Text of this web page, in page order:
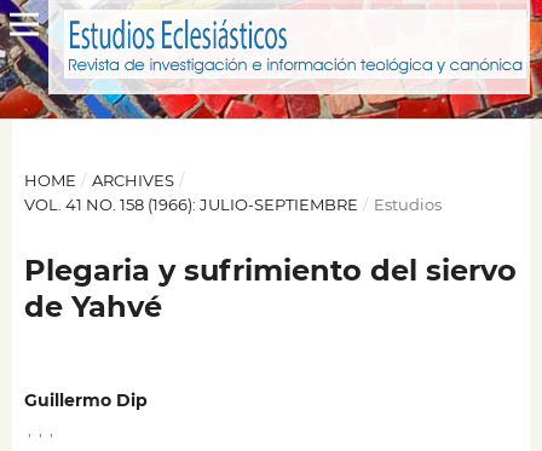
HOME / ARCHIVES /
VOL. 41 NO. 158 (1966): JULIO-SEPTIEMBRE / Estudios
Plegaria y sufrimiento del siervo
de Yahvé
Guillermo Dip